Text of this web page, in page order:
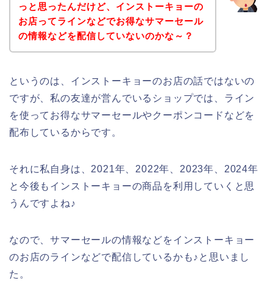
っと思ったんだけど、インストーキョーの
お店ってラインなどでお得なサマーセール
の情報などを配信していないのかな～？
というのは、インストーキョーのお店の話ではないの
ですが、私の友達が営んでいるショップでは、ライン
を使ってお得なサマーセールやクーポンコードなどを
配布しているからです。
それに私自身は、2021年、2022年、2023年、2024年
と今後もインストーキョーの商品を利用していくと思
うんですよね♪
なので、サマーセールの情報などをインストーキョー
のお店のラインなどで配信しているかも♪と思いまし
た。